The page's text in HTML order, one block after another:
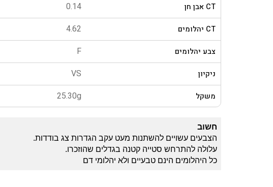
CT אבן חן 0.14
CT יהלומים 4.62
צבע יהלומים F
ניקיון VS
משקל 25.30g
חשוב
הצבעים עשויים להשתנות מעט עקב הגדרות צג בודדות.
עלולה להתרחש סטייה קטנה בגדלים שהוזכרו.
כל היהלומים הינם טבעיים ולא יהלומי דם